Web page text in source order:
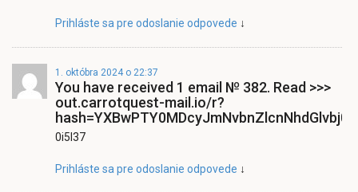
Prihláste sa pre odoslanie odpovede ↓
1. októbra 2024 o 22:37
You have received 1 email № 382. Read >>>
out.carrotquest-mail.io/r?
0i5l37
Prihláste sa pre odoslanie odpovede ↓